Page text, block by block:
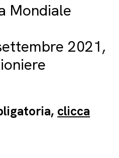
Mondiale
2021,
clicca